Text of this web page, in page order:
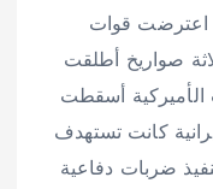
اعترضت قوات
صواريخ أطلقت
الأميركية أسقطت
كانت تستهدف
ضربات دفاعية